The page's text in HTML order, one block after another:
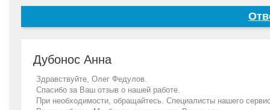
Дубонос Анна
Здравствуйте, Олег Федулов.
Спасибо за Ваш отзыв о нашей работе.
При необходимости, обращайтесь. Специалисты нашего